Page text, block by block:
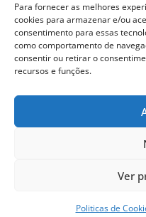
Para fornecer as melhores
cookies para armazenar e/ou
consentimento para essas
como comportamento de
consentir ou retirar o
recursos e funções.
Ver
Politicas de
Todos os